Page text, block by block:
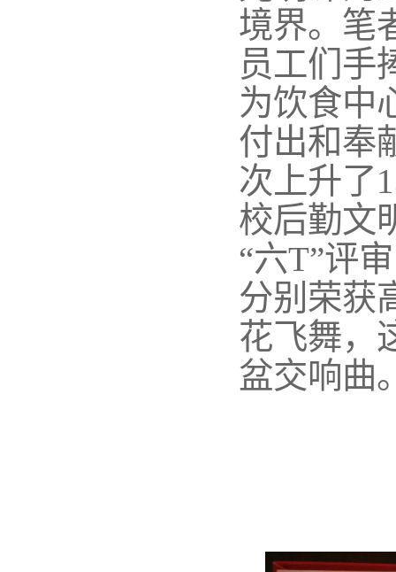
境界。笔
员工们手
为饮食中
付出和奉
次上升了
校后勤文
“六T”评
分别荣获
花飞舞，
盆交响曲